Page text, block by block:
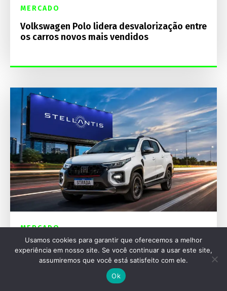
MERCADO
Volkswagen Polo lidera desvalorização entre
os carros novos mais vendidos
MERCADO
Stellantis lidera vendas na América do Sul e
bate recordes em 2026
Usamos cookies para garantir que oferecemos a melhor
experiência em nosso site. Se você continuar a usar este site,
assumiremos que você está satisfeito com ele.
Ok